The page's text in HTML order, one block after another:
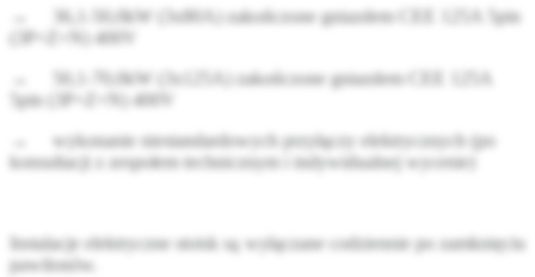
→ 36,1-50,0kW (3x80A) zakończone gniazdem CEE 125A 5pin
(3P+Z+N) 400V
→ 50,1-70,0kW (3x125A) zakończone gniazdem CEE 125A
5pin (3P+Z+N) 400V
→ wykonanie niestandardowych przyłączy elektrycznych (po
konsultacji z zespołem technicznym i indywidualnej wycenie)
Instalacje elektryczne stoisk są wyłączane codziennie po zamknięciu
pawilonów.